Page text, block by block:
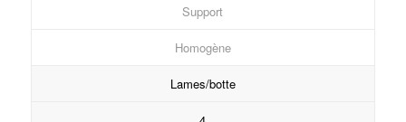
Support
Homogène
Lames/botte